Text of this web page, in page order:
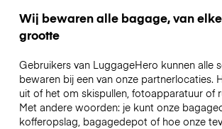
Wij bewaren alle bagage, van
grootte
Gebruikers van LuggageHero kunnen alle
bewaren bij een van onze partnerlocaties.
uit of het om skispullen, fotoapparatuur of
Met andere woorden: je kunt onze
kofferopslag, bagagedepot of hoe onze